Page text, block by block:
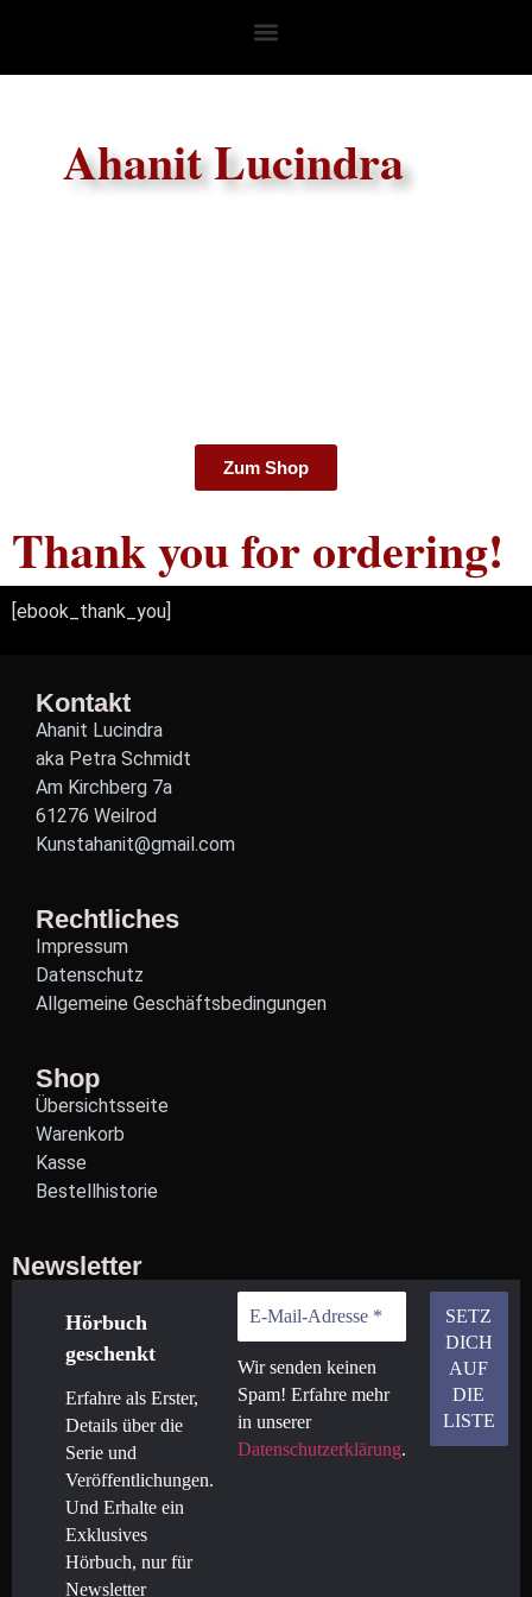
Ahanit Lucindra
Zum Shop
Thank you for ordering!
[ebook_thank_you]
Kontakt
Ahanit Lucindra
aka Petra Schmidt
Am Kirchberg 7a
61276 Weilrod
Kunstahanit@gmail.com
Rechtliches
Impressum
Datenschutz
Allgemeine Geschäftsbedingungen
Shop
Übersichtsseite
Warenkorb
Kasse
Bestellhistorie
Newsletter
Hörbuch
geschenkt
Erfahre als Erster,
Details über die
Serie und
Veröffentlichungen.
Und Erhalte ein
Exklusives
Hörbuch, nur für
Newsletter
Wir senden keinen
Spam! Erfahre mehr
in unserer
Datenschutzerklärung.